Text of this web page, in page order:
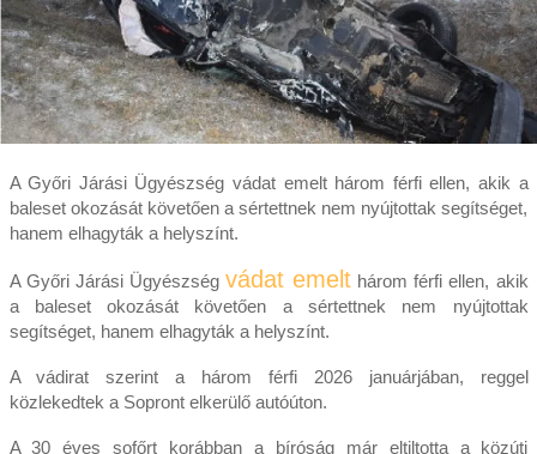
A Győri Járási Ügyészség vádat emelt három férfi ellen, akik a
baleset okozását követően a sértettnek nem nyújtottak segítséget,
hanem elhagyták a helyszínt.
A Győri Járási Ügyészség vádat emelt három férfi ellen, akik
a baleset okozását követően a sértettnek nem nyújtottak
segítséget, hanem elhagyták a helyszínt.
A vádirat szerint a három férfi 2026 januárjában, reggel
közlekedtek a Sopront elkerülő autóúton.
A 30 éves sofőrt korábban a bíróság már eltiltotta a közúti